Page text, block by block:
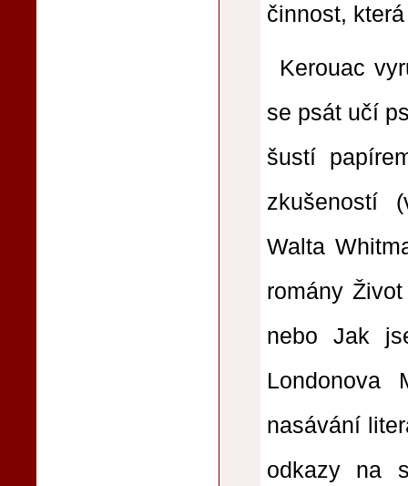
činnost,
Kerouac
se psát učí
šustí
zkušeností
Walta
romány
nebo Jak
nasávání
odkazy na